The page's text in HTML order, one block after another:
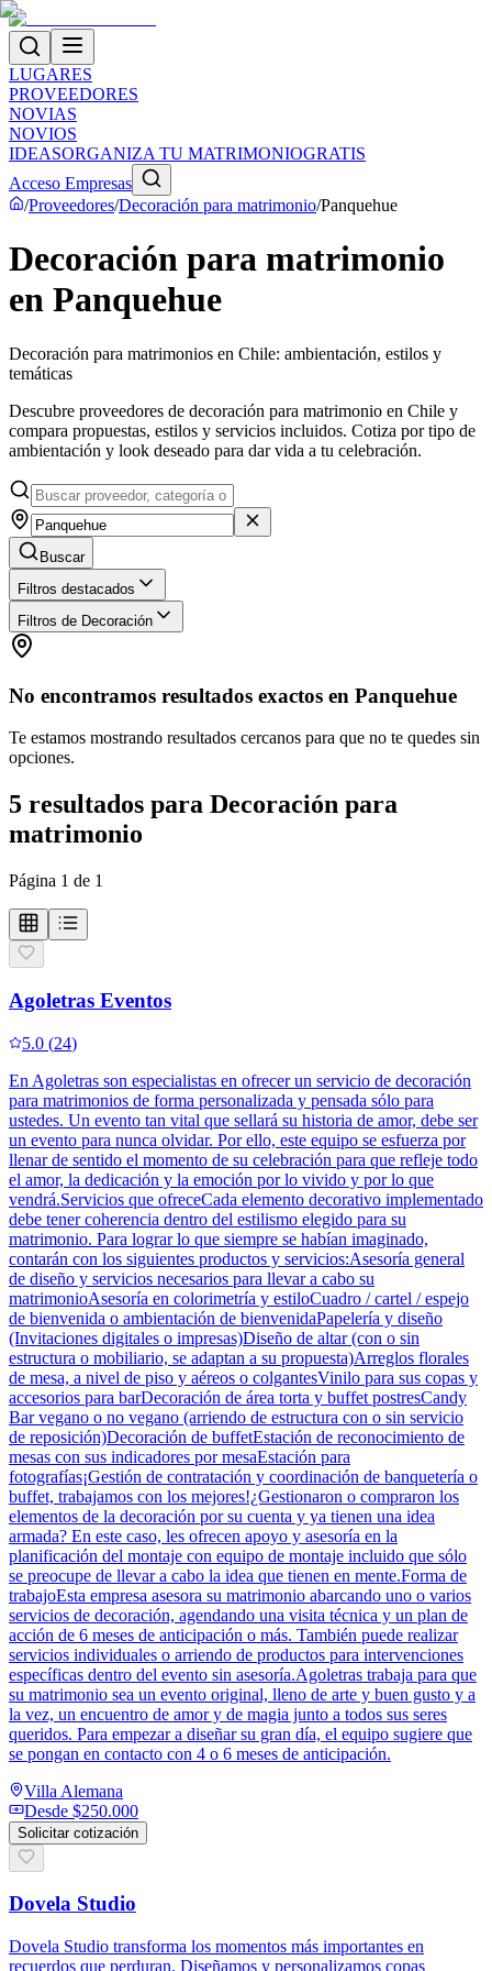
LUGARES
PROVEEDORES
NOVIAS
NOVIOS
IDEASORGANIZA TU MATRIMONIOGRATIS
Acceso Empresas
/Proveedores/Decoración para matrimonio/Panquehue
Decoración para matrimonio
en Panquehue
Decoración para matrimonios en Chile: ambientación, estilos y
temáticas
Descubre proveedores de decoración para matrimonio en Chile y
compara propuestas, estilos y servicios incluidos. Cotiza por tipo de
ambientación y look deseado para dar vida a tu celebración.
Buscar
Filtros destacados
Filtros de Decoración
No encontramos resultados exactos en Panquehue
Te estamos mostrando resultados cercanos para que no te quedes sin
opciones.
5 resultados para Decoración para
matrimonio
Página 1 de 1
Agoletras Eventos
5.0 (24)
En Agoletras son especialistas en ofrecer un servicio de decoración
para matrimonios de forma personalizada y pensada sólo para
ustedes. Un evento tan vital que sellará su historia de amor, debe ser
un evento para nunca olvidar. Por ello, este equipo se esfuerza por
llenar de sentido el momento de su celebración para que refleje todo
el amor, la dedicación y la emoción por lo vivido y por lo que
vendrá.Servicios que ofreceCada elemento decorativo implementado
debe tener coherencia dentro del estilismo elegido para su
matrimonio. Para lograr lo que siempre se habían imaginado,
contarán con los siguientes productos y servicios:Asesoría general
de diseño y servicios necesarios para llevar a cabo su
matrimonioAsesoría en colorimetría y estiloCuadro / cartel / espejo
de bienvenida o ambientación de bienvenidaPapelería y diseño
(Invitaciones digitales o impresas)Diseño de altar (con o sin
estructura o mobiliario, se adaptan a su propuesta)Arreglos florales
de mesa, a nivel de piso y aéreos o colgantesVinilo para sus copas y
accesorios para barDecoración de área torta y buffet postresCandy
Bar vegano o no vegano (arriendo de estructura con o sin servicio
de reposición)Decoración de buffetEstación de reconocimiento de
mesas con sus indicadores por mesaEstación para
fotografías¡Gestión de contratación y coordinación de banquetería o
buffet, trabajamos con los mejores!¿Gestionaron o compraron los
elementos de la decoración por su cuenta y ya tienen una idea
armada? En este caso, les ofrecen apoyo y asesoría en la
planificación del montaje con equipo de montaje incluido que sólo
se preocupe de llevar a cabo la idea que tienen en mente.Forma de
trabajoEsta empresa asesora su matrimonio abarcando uno o varios
servicios de decoración, agendando una visita técnica y un plan de
acción de 6 meses de anticipación o más. También puede realizar
servicios individuales o arriendo de productos para intervenciones
específicas dentro del evento sin asesoría.Agoletras trabaja para que
su matrimonio sea un evento original, lleno de arte y buen gusto y a
la vez, un encuentro de amor y de magia junto a todos sus seres
queridos. Para empezar a diseñar su gran día, el equipo sugiere que
se pongan en contacto con 4 o 6 meses de anticipación.
Villa Alemana
Desde $250.000
Solicitar cotización
Dovela Studio
Dovela Studio transforma los momentos más importantes en
recuerdos que perduran. Diseñamos y personalizamos copas